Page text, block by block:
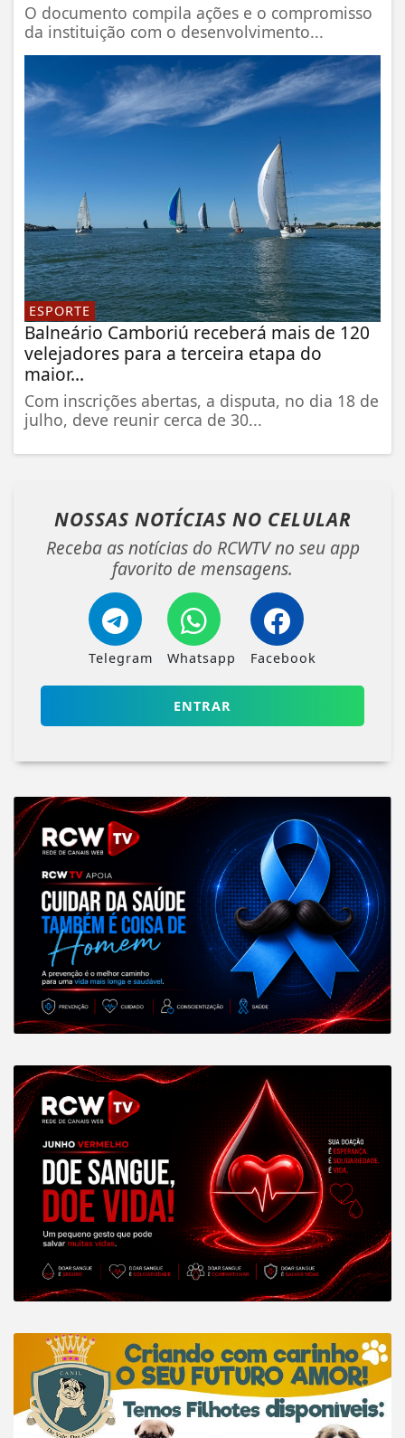
O documento compila ações e o compromisso
da instituição com o desenvolvimento...
ESPORTE
Balneário Camboriú receberá mais de 120
velejadores para a terceira etapa do
maior...
Com inscrições abertas, a disputa, no dia 18 de
julho, deve reunir cerca de 30...
NOSSAS NOTÍCIAS NO CELULAR
Receba as notícias do RCWTV no seu app
favorito de mensagens.
Telegram Whatsapp Facebook
ENTRAR